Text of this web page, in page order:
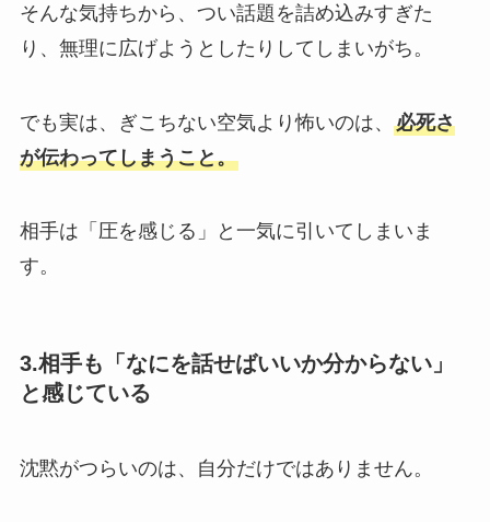
そんな気持ちから、つい話題を詰め込みすぎた
り、無理に広げようとしたりしてしまいがち。
でも実は、ぎこちない空気より怖いのは、 必死さ
が伝わってしまうこと。
相手は「圧を感じる」と一気に引いてしまいま
す。
3.相手も「なにを話せばいいか分からない」
と感じている
沈黙がつらいのは、自分だけではありません。